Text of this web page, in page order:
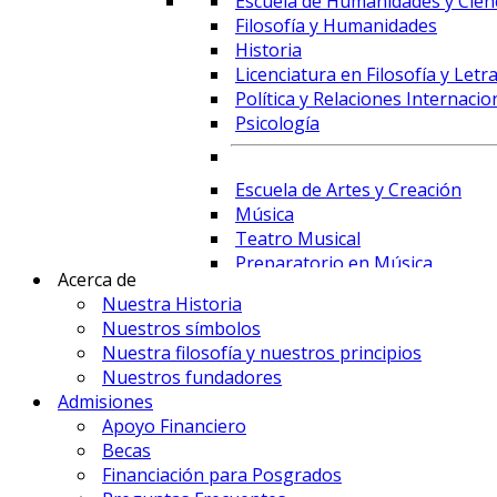
Filosofía y Humanidades
Historia
Licenciatura en Filosofía y
Política y Relaciones
Psicología
Escuela de Artes y Creación
Música
Teatro Musical
Preparatorio en Música
Prime Business School
Administración de Empresas y
Contaduría
Finanzas, Fintech y Comercio
Acerca de
Nuestra Historia
Nuestros símbolos
Nuestra filosofía y nuestros principios
Nuestros fundadores
Admisiones
Apoyo Financiero
Becas
Financiación para Posgrados